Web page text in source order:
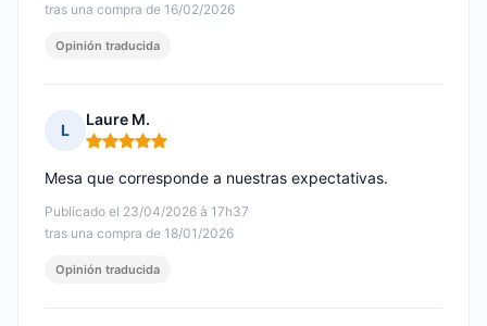
tras una compra de 16/02/2026
Opinión traducida
L
Laure M.
Nota: 5 de 5
Publicado el 23/04/2026 à 17h37
tras una compra de 18/01/2026
Mesa que corresponde a nuestras expectativas.
Opinión traducida